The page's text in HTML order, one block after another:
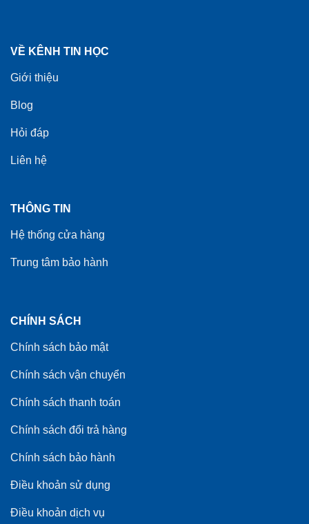
VỀ KÊNH TIN HỌC
Giới thiệu
Blog
Hỏi đáp
Liên hệ
THÔNG TIN
Hệ thống cửa hàng
Trung tâm bảo hành
CHÍNH SÁCH
Chính sách bảo mật
Chính sách vận chuyển
Chính sách thanh toán
Chính sách đổi trả hàng
Chính sách bảo hành
Điều khoản sử dụng
Điều khoản dịch vụ